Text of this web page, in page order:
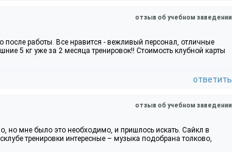
отзыв об учебном заведении
после работы. Все нравится - вежливый персонал, отличные
5 кг уже за 2 месяца тренировок!! Стоимость клубной карты
ответить
отзыв об учебном заведении
но мне было это необходимо, и пришлось искать. Сайкл в
тренировки интересные – музыка подобрана толково,